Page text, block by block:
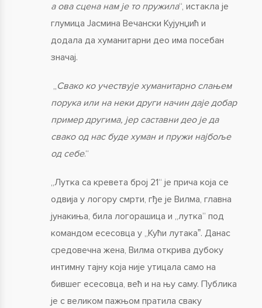
а ова сцена нам је то пружила“, истакла је
глумица Јасмина Вечански Кујунџић и
додала да хуманитарни део има посебан
значај.
„Свако ко учествује хуманитарно слањем
порука или на неки други начин даје добар
пример другима, јер саставни део је да
свако од нас буде хуман и пружи најбоље
од себе.“
„Лутка са кревета број 21“ је прича која се
одвија у логору смрти, гђе је Вилма, главна
јунакиња, била логорашица и „лутка” под
командом есесовца у „Кући лутакаˮ. Данас
средовечна жена, Вилма открива дубоку
интимну тајну која није утицала само на
бившег есесовца, већ и на њу саму. Публика
је с великом пажњом пратила сваку